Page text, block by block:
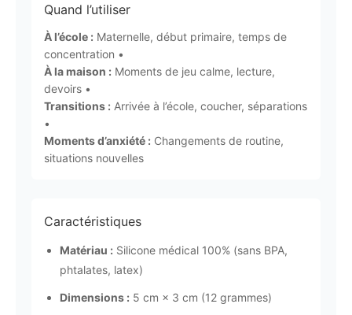
Quand l’utiliser
À l’école : Maternelle, début primaire, temps de
concentration •
À la maison : Moments de jeu calme, lecture,
devoirs •
Transitions : Arrivée à l’école, coucher, séparations
•
Moments d’anxiété : Changements de routine,
situations nouvelles
Caractéristiques
Matériau : Silicone médical 100% (sans BPA,
phtalates, latex)
Dimensions : 5 cm × 3 cm (12 grammes)